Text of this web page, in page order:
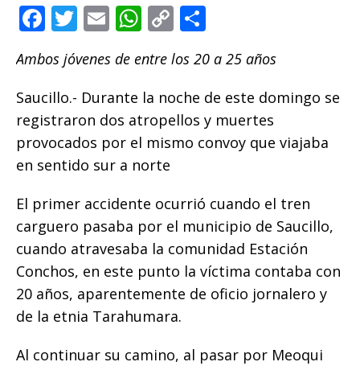
F
c
e
b
o
o
k
T
it
te
r
E
m
ai
l
W
at
s
A
p
p
C
o
p
y
Li
n
m
p
ar
ti
Ambos jóvenes de entre los 20 a 25 años
Saucillo.- Durante la noche de este domingo se
registraron dos atropellos y muertes
provocados por el mismo convoy que viajaba
en sentido sur a norte
El primer accidente ocurrió cuando el tren
carguero pasaba por el municipio de Saucillo,
cuando atravesaba la comunidad Estación
Conchos, en este punto la víctima contaba con
20 años, aparentemente de oficio jornalero y
de la etnia Tarahumara.
Al continuar su camino, al pasar por Meoqui